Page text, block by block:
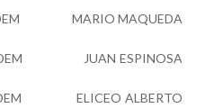
DEM MARIO MAQUEDA
DEM JUAN ESPINOSA
DEM ELICEO ALBERTO